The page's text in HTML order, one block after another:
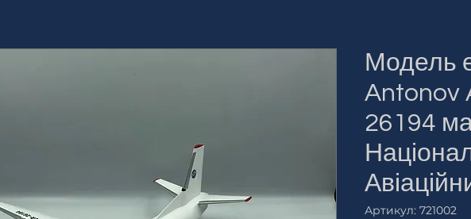
Модель
Antonov
26194
Артикул: 721002